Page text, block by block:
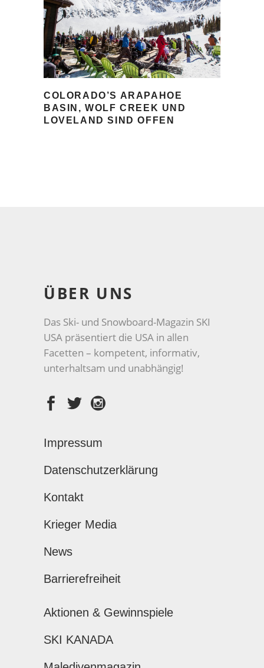
COLORADO’S ARAPAHOE
BASIN, WOLF CREEK UND
LOVELAND SIND OFFEN
ÜBER UNS
Das Ski- und Snowboard-Magazin SKI
USA präsentiert die USA in allen
Facetten – kompetent, informativ,
unterhaltsam und unabhängig!
Impressum
Datenschutzerklärung
Kontakt
Krieger Media
News
Barrierefreiheit
Aktionen & Gewinnspiele
SKI KANADA